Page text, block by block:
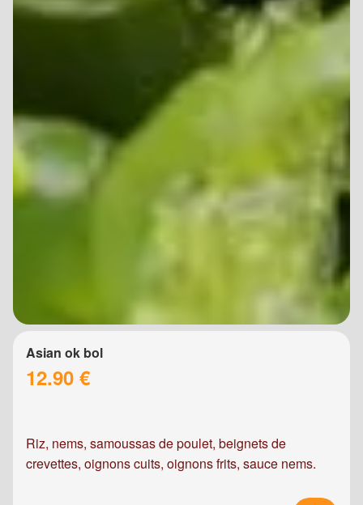
Asian ok bol
12.90 €
Riz, nems, samoussas de poulet, beignets de
crevettes, oignons cuits, oignons frits, sauce nems.